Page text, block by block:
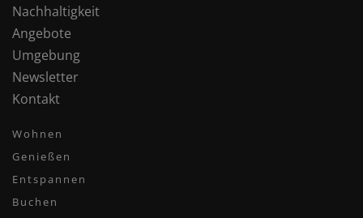
Nachhaltigkeit
Angebote
Umgebung
Newsletter
Kontakt
Wohnen
Genießen
Entspannen
Buchen